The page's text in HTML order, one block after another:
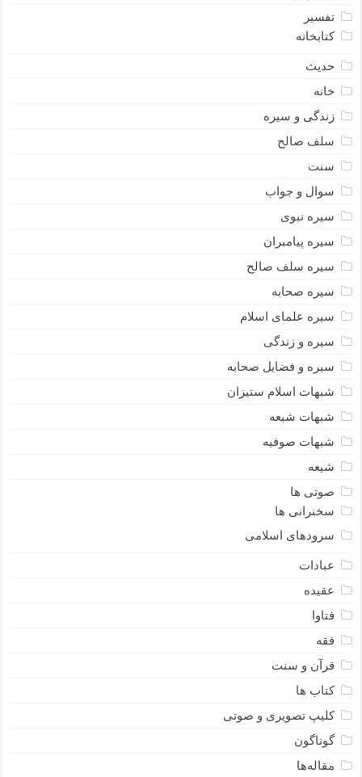
تفسیر
کتابخانه
حدیث
خانه
زندگی و سیره
سلف صالح
سنت
سوال و جواب
سیره نبوى
سیره پیامبران
سیره سلف صالح
سیره صحابه
سیره علمای اسلام
سیره و زندگی
سیره و فضایل صحابه
شبهات اسلام ستیزان
شبهات شیعه
شبهات صوفیه
شیعه
صوتی ها
سخنرانی ها
سرودهای اسلامی
عبادات
عقیده
فتاوا
فقه
قرآن و سنت
کتاب ها
کلیپ تصویری و صوتی
گوناگون
مقاله‌ها